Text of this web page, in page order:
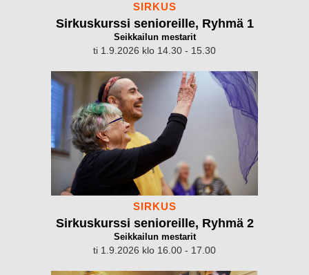
SIRKUS
Sirkuskurssi senioreille, Ryhmä 1
Seikkailun mestarit
ti 1.9.2026 klo 14.30 - 15.30
SIRKUS
Sirkuskurssi senioreille, Ryhmä 2
Seikkailun mestarit
ti 1.9.2026 klo 16.00 - 17.00